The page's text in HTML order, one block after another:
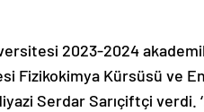
2023-2024
Fizikokimya Kürsüsü ve
Serdar Sarıçiftçi verdi.